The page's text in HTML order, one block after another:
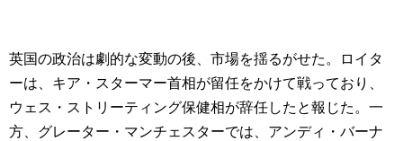
英国の政治は劇的な変動の後、市場を揺るがせた。ロイタ
ーは、キア・スターマー首相が留任をかけて戦っており、
ウェス・ストリーティング保健相が辞任したと報じた。一
方、グレーター・マンチェスターでは、アンディ・バーナ